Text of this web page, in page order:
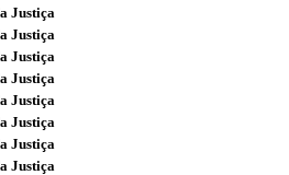
Justiça
Justiça
Justiça
Justiça
Justiça
Justiça
Justiça
Justiça